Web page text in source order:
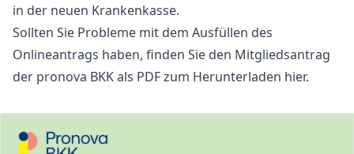
in der neuen Krankenkasse.
Sollten Sie Probleme mit dem Ausfüllen des
Onlineantrags haben, finden Sie den Mitgliedsantrag
der pronova BKK als PDF zum Herunterladen hier.